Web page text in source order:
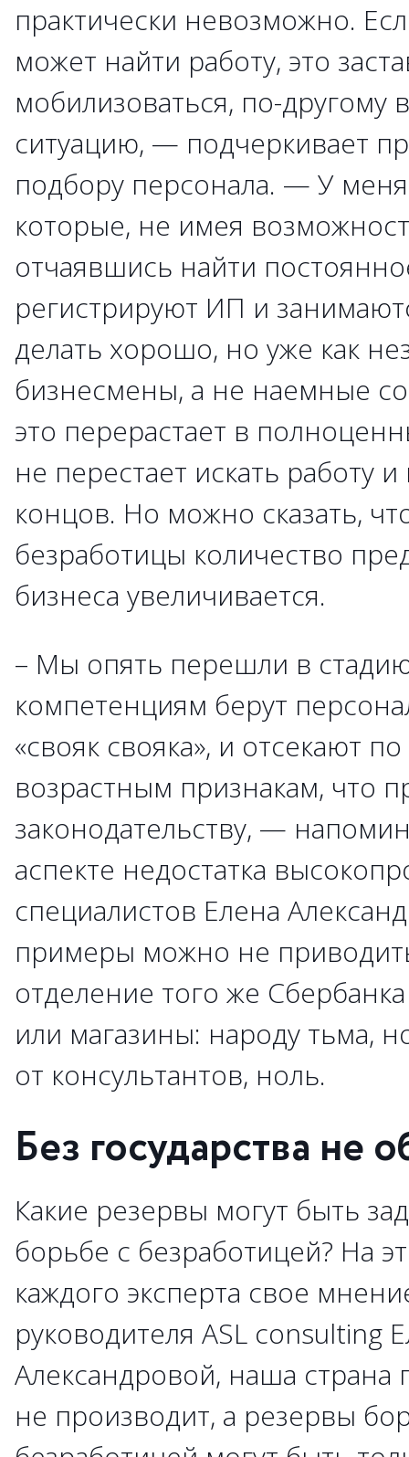
практически невозможно.
может найти работу, это
мобилизоваться, по-другому
ситуацию, — подчеркивает
подбору персонала. — У
которые, не имея
отчаявшись найти
регистрируют ИП и
делать хорошо, но уже как
бизнесмены, а не наемные
это перерастает в
не перестает искать работу
концов. Но можно сказать,
безработицы количество
бизнеса увеличивается.
– Мы опять перешли в
компетенциям берут
«свояк свояка», и отсекают
возрастным признакам, что
законодательству, —
аспекте недостатка
специалистов Елена
примеры можно не
отделение того же
или магазины: народу тьма,
от консультантов, ноль.
Без государства не
Какие резервы могут быть
борьбе с безработицей? На
каждого эксперта свое
руководителя ASL consulting
Александровой, наша страна
не производит, а резервы